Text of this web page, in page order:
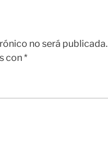
no será publicada.
con*